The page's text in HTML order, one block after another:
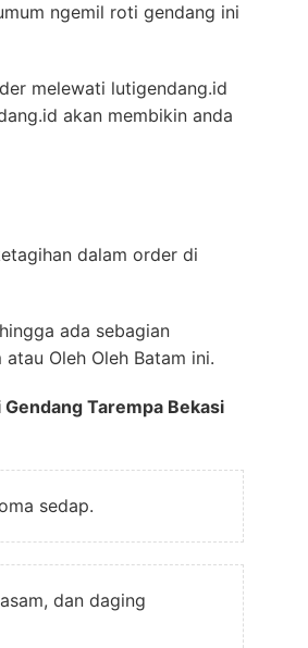
ngemil roti gendang ini
melewati lutigendang.id
akan membikin anda
dalam order di
ada sebagian
Oleh Oleh Batam ini.
Gendang Tarempa Bekasi
sedap.
dan daging